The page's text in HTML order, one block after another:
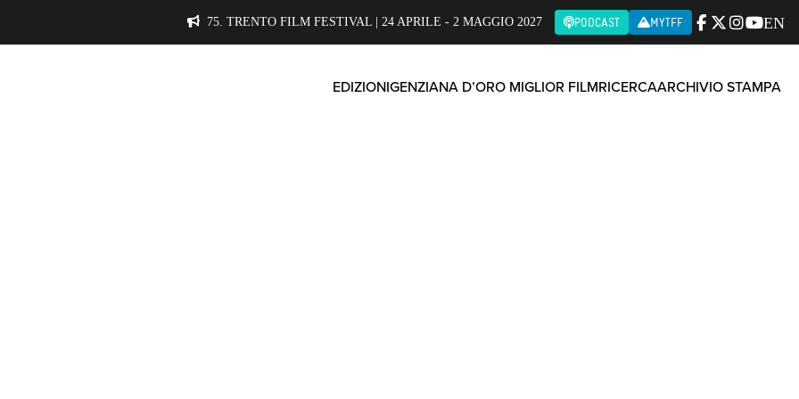
75. TRENTO FILM FESTIVAL | 24 APRILE - 2 MAGGIO 2027 PODCAST MYTFF EN
EDIZIONIGENZIANA D’ORO MIGLIOR FILMRICERCAARCHIVIO STAMPA